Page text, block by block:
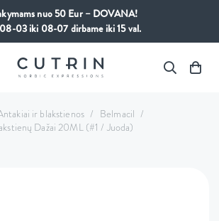
nuo 50 Eur – DOVANA!
03 iki 08-07 dirbame iki 15 val.
ir blakstienos / Belmacil /
Dažai 20ML (#1 / Juoda)